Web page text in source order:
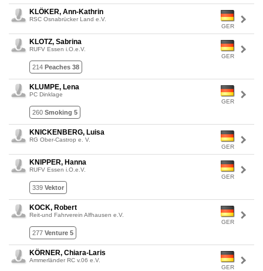
GER
KLÖKER, Ann-Kathrin
RSC Osnabrücker Land e.V.
GER
KLOTZ, Sabrina
RUFV Essen i.O.e.V.
214 Peaches 38
GER
KLUMPE, Lena
PC Dinklage
260 Smoking 5
GER
KNICKENBERG, Luisa
RG Ober-Castrop e. V.
GER
KNIPPER, Hanna
RUFV Essen i.O.e.V.
339 Vektor
GER
KOCK, Robert
Reit-und Fahrverein Alfhausen e.V.
277 Venture 5
GER
KÖRNER, Chiara-Laris
Ammerländer RC v.06 e.V.